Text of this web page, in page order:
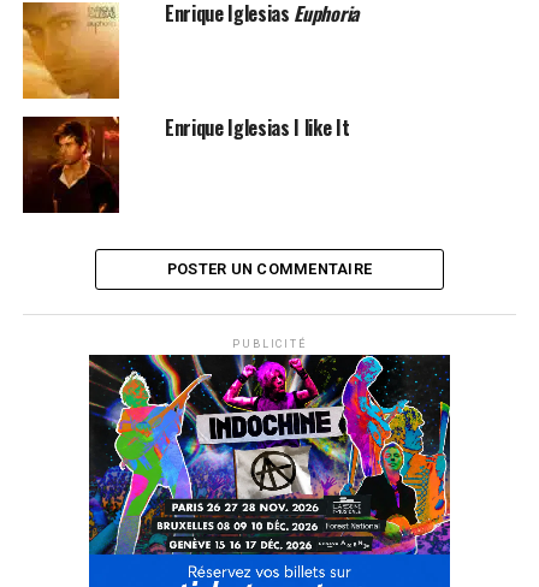
SUJETS ASSOCIÉS:
Enrique Iglesias Euphoria
Enrique Iglesias I like It
POSTER UN COMMENTAIRE
PUBLICITÉ